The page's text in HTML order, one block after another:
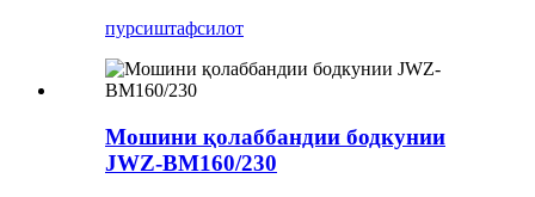
пурсиштафсилот
Мошини қолаббандии бодкунии
JWZ-BM160/230